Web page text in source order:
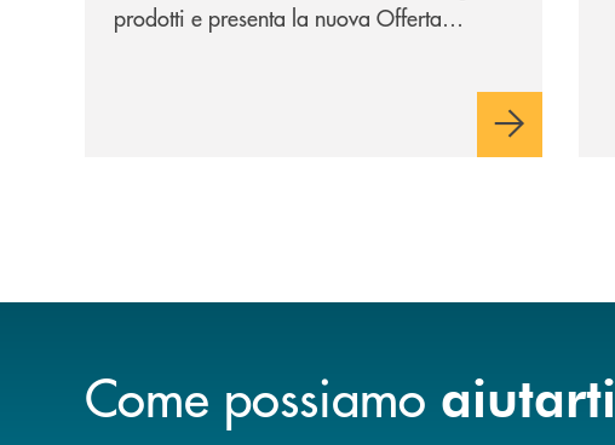
prodotti e presenta la nuova Offerta
Come possiamo aiutarti